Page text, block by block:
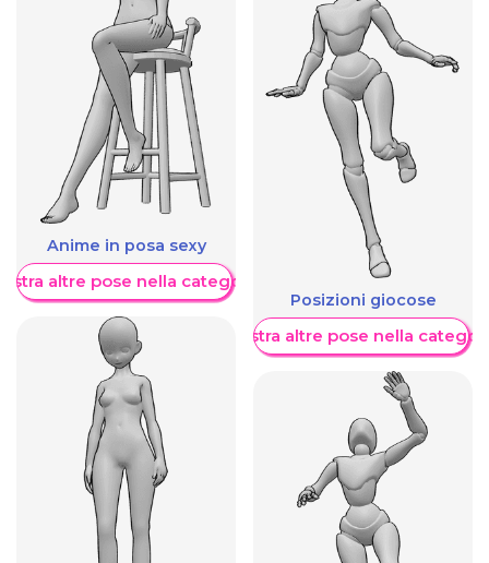
Anime in posa sexy
altre pose nella categoria
Posizioni giocose
Mostra altre pose nella